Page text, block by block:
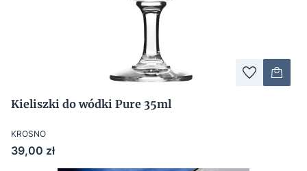
Kieliszki do wódki Pure 35ml
KROSNO
Cena
39,00 zł